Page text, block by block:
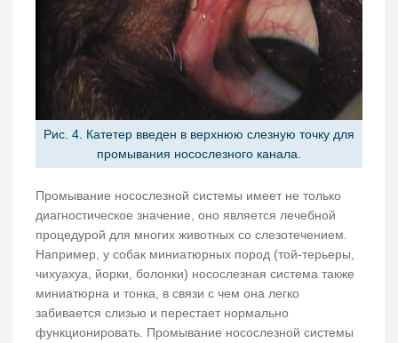
Рис. 4. Катетер введен в верхнюю слезную точку для
промывания носослезного канала.
Промывание носослезной системы имеет не только
диагностическое значение, оно является лечебной
процедурой для многих животных со слезотечением.
Например, у собак миниатюрных пород (той-терьеры,
чихуахуа, йорки, болонки) носослезная система также
миниатюрна и тонка, в связи с чем она легко
забивается слизью и перестает нормально
функционировать. Промывание носослезной системы